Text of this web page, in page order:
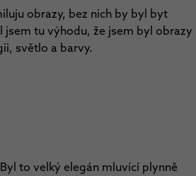
obrazy, bez nich by byl byt
tu výhodu, že jsem byl obrazy
světlo a barvy.
to velký elegán mluvící plynně